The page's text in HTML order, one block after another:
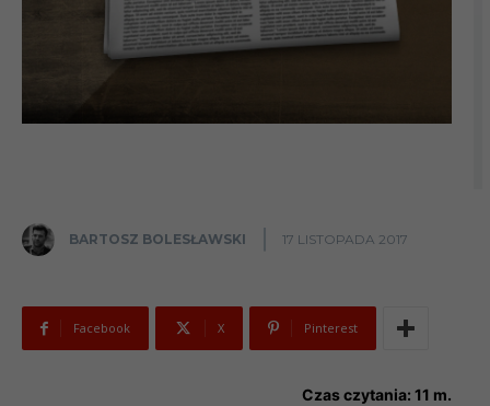
BARTOSZ BOLESŁAWSKI 17 LISTOPADA 2017
Facebook X Pinterest
Czas czytania: 11 m.